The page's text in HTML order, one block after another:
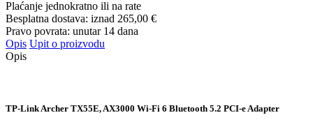
Plaćanje jednokratno ili na rate
Besplatna dostava: iznad 265,00 €
Pravo povrata: unutar 14 dana
Opis Upit o proizvodu
Opis
TP-Link Archer TX55E, AX3000 Wi-Fi 6 Bluetooth 5.2 PCI-e Adapter